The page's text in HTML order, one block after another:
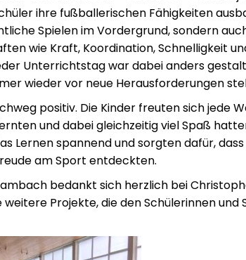
ihre fußballerischen Fähigkeiten
Spielen im Vordergrund, sondern
wie Kraft, Koordination, Schnelligkeit
Unterrichtstag war dabei anders
wieder vor neue Herausforderungen
positiv. Die Kinder freuten sich jede
und dabei gleichzeitig viel Spaß
Lernen spannend und sorgten dafür,
am Sport entdeckten.
bedankt sich herzlich bei
Projekte, die den Schülerinnen und